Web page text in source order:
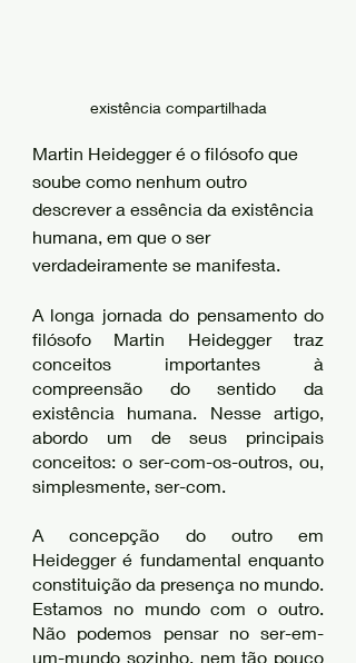
existência compartilhada
Martin Heidegger é o filósofo que
soube como nenhum outro
descrever a essência da existência
humana, em que o ser
verdadeiramente se manifesta.
A longa jornada do pensamento do
filósofo Martin Heidegger traz
conceitos importantes à
compreensão do sentido da
existência humana. Nesse artigo,
abordo um de seus principais
conceitos: o ser-com-os-outros, ou,
simplesmente, ser-com.
A concepção do outro em
Heidegger é fundamental enquanto
constituição da presença no mundo.
Estamos no mundo com o outro.
Não podemos pensar no ser-em-
um-mundo sozinho, nem tão pouco